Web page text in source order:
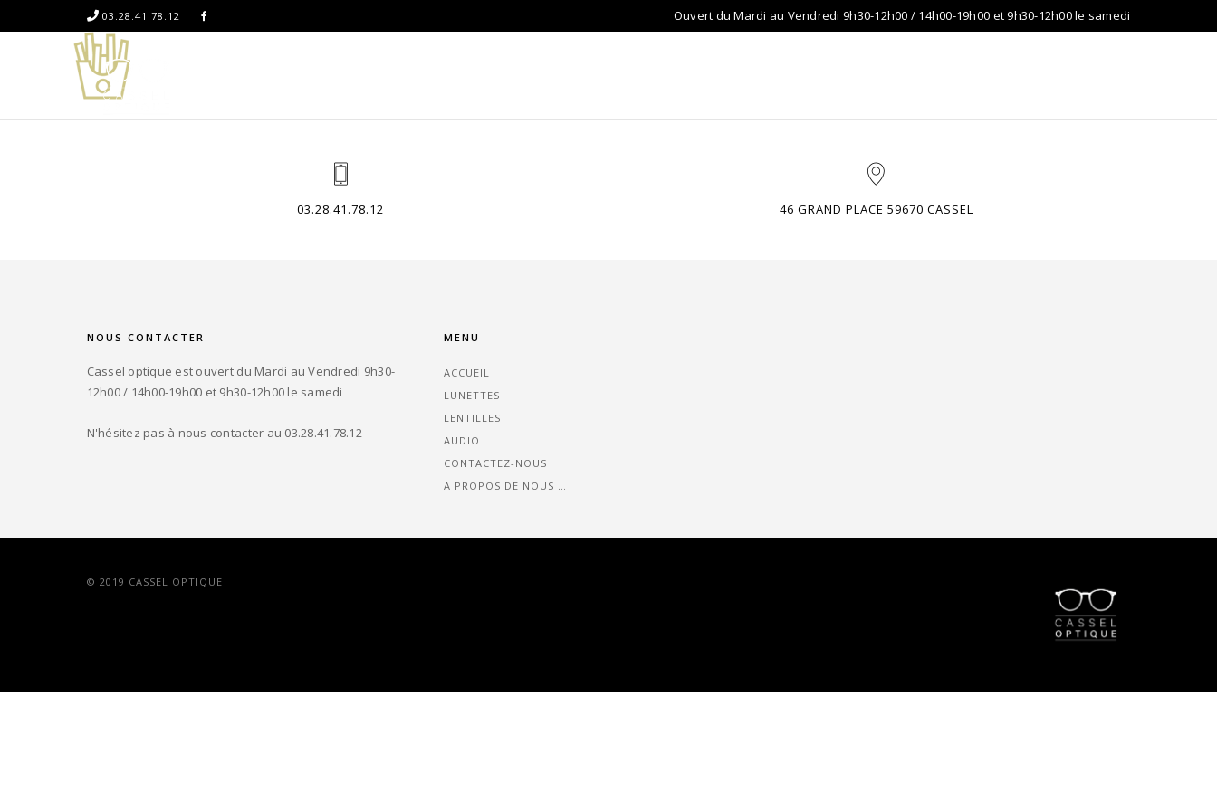
03.28.41.78.12 Ouvert du Mardi au Vendredi 9h30-12h00 / 14h00-19h00 et 9h30-12h00 le samedi
03.28.41.78.12 46 GRAND PLACE 59670 CASSEL
NOUS CONTACTER
Cassel optique est ouvert du Mardi au Vendredi 9h30-
12h00 / 14h00-19h00 et 9h30-12h00 le samedi
N'hésitez pas à nous contacter au 03.28.41.78.12
MENU
ACCUEIL
LUNETTES
LENTILLES
AUDIO
CONTACTEZ-NOUS
A PROPOS DE NOUS …
© 2019 CASSEL OPTIQUE